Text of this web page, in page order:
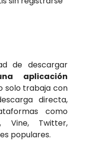
de descargar
aplicación
solo trabaja con
directa,
como
Vine, Twitter,
populares.